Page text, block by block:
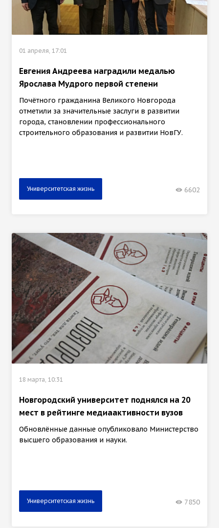
01 апреля, 17:01
Евгения Андреева наградили медалью
Ярослава Мудрого первой степени
Почётного гражданина Великого Новгорода
отметили за значительные заслуги в развитии
города, становлении профессионального
строительного образования и развитии НовГУ.
Университетская жизнь 6602
18 марта, 10:31
Новгородский университет поднялся на 20
мест в рейтинге медиаактивности вузов
Обновлённые данные опубликовало Министерство
высшего образования и науки.
Университетская жизнь 7850